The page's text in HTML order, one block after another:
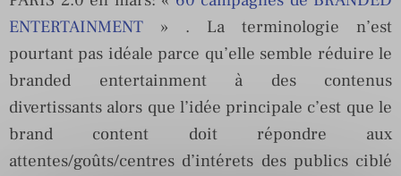
ENTERTAINMENT » . La terminologie n’est
pourtant pas idéale parce qu’elle semble réduire le
branded entertainment à des contenus
divertissants alors que l’idée principale c’est que le
brand content doit répondre aux
attentes/goûts/centres d’intérets des publics ciblé